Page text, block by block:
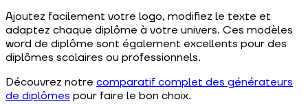
Ajoutez facilement votre logo, modifiez le texte et
adaptez chaque diplôme à votre univers. Ces modèles
word de diplôme sont également excellents pour des
diplômes scolaires ou professionnels.
Découvrez notre comparatif complet des générateurs
de diplômes pour faire le bon choix.